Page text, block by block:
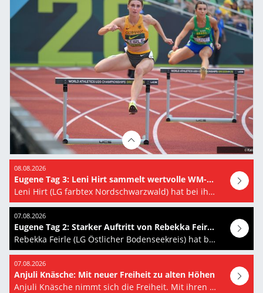
08.08.2026
Eugene Tag 3: Leni Hirt sammelt wertvolle WM-Erfahrung
Leni Hirt (LG farbtex Nordschwarzwald) hat bei ihrer ersten U20-Weltmeisterschaft das Halbfinale…
07.08.2026
Eugene Tag 2: Starker Auftritt von Rebekka Feirle bei der U20-WM
Rebekka Feirle (LG Östlicher Bodenseekreis) hat bei der U20-Weltmeisterschaft in Eugene (USA)…
07.08.2026
Anjuli Knäsche: Mit neuer Freiheit zu alten Höhen
Anjuli Knäsche nimmt sich die Freiheit. Mit ihren 32 Jahren steht für sie der Beruf als Trainerin…